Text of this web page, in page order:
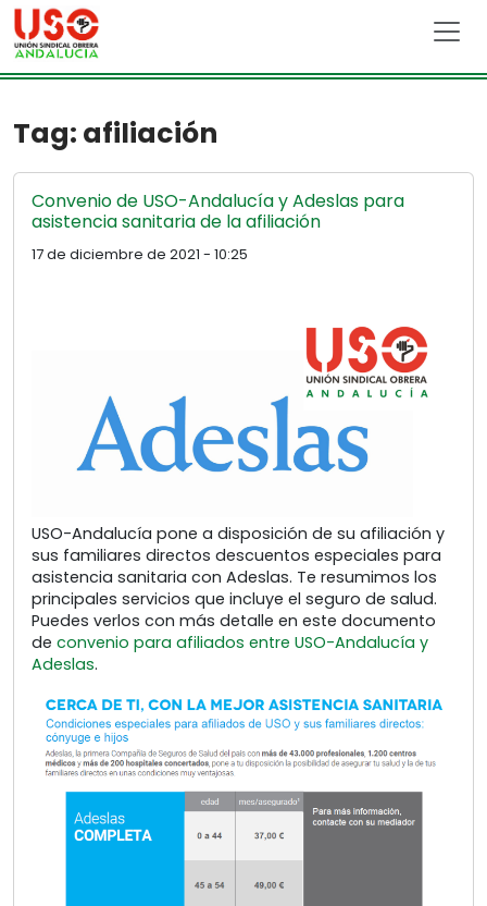
Skip to main content
Tag: afiliación
Convenio de USO-Andalucía y Adeslas para
asistencia sanitaria de la afiliación
17 de diciembre de 2021 - 10:25
USO-Andalucía pone a disposición de su afiliación y
sus familiares directos descuentos especiales para
asistencia sanitaria con Adeslas. Te resumimos los
principales servicios que incluye el seguro de salud.
Puedes verlos con más detalle en este documento
de convenio para afiliados entre USO-Andalucía y
Adeslas.